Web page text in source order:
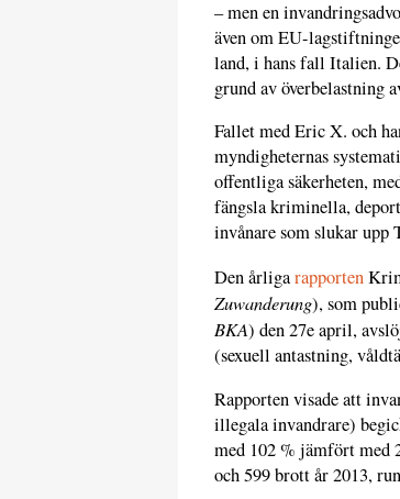
– men en
även om EU-
land, i hans fall Italien.
grund av överbelastning
Fallet med Eric X. och
myndigheternas
offentliga säkerheten,
fängsla kriminella,
invånare som slukar upp
Den årligarapporten
Zuwanderung), som
BKA) den 27e april,
(sexuell antastning,
Rapporten visade att
illegala invandrare)
med 102 % jämfört med
och 599 brott år 2013,